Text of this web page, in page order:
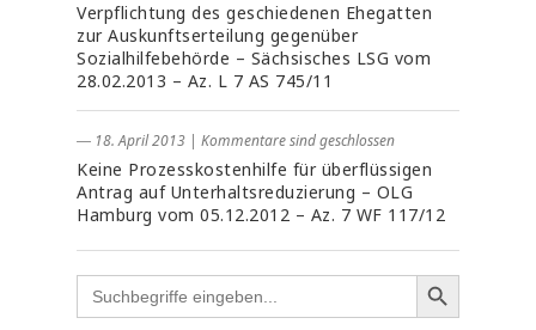
Verpflichtung des geschiedenen Ehegatten
zur Auskunftserteilung gegenüber
Sozialhilfebehörde – Sächsisches LSG vom
28.02.2013 – Az. L 7 AS 745/11
― 18. April 2013 | Kommentare sind geschlossen
Keine Prozesskostenhilfe für überflüssigen
Antrag auf Unterhaltsreduzierung – OLG
Hamburg vom 05.12.2012 – Az. 7 WF 117/12
Search
for: